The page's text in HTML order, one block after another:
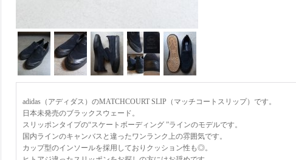
adidas（アディダス）のMATCHCOURT SLIP（マッチコートスリップ）です。
日本未発売のブラックスウェード。
スリッポンタイプの“スケートボーディング ”ラインのモデルです。
国内ラインのキャンバスと違ったワンランク上の雰囲気です。
カップ型のインソールを採用しておりクッション性も◎。